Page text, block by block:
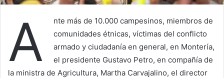
A
nte más de 10.000 campesinos, miembros de
comunidades étnicas, víctimas del conflicto
armado y ciudadanía en general, en Montería,
el presidente Gustavo Petro, en compañía de
la ministra de Agricultura, Martha Carvajalino, el director